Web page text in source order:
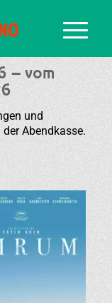
– vom
und
Abendkasse.